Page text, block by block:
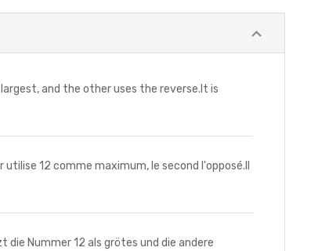
and the other uses the reverse.It is
utilise 12 comme maximum, le second l'opposé.Il
die Nummer 12 als grötes und die andere